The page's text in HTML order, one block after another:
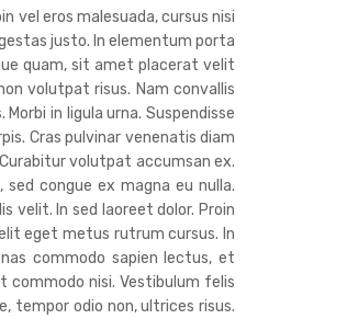
vel eros malesuada, cursus nisi
justo. In elementum porta
quam, sit amet placerat velit
volutpat risus. Nam convallis
in ligula urna. Suspendisse
Cras pulvinar venenatis diam
volutpat accumsan ex.
congue ex magna eu nulla.
velit. In sed laoreet dolor. Proin
eget metus rutrum cursus. In
commodo sapien lectus, et
commodo nisi. Vestibulum felis
tempor odio non, ultrices risus.